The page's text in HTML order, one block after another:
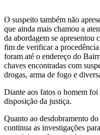
O suspeito também não
que ainda mais chamou a
da abordagem se apresentou
fim de verificar a
foram até o endereço do
chaves encontradas com
drogas, arma de fogo e
Diante aos fatos o homem
disposição da justiça.
Quanto ao desdobramento
continua as investigações